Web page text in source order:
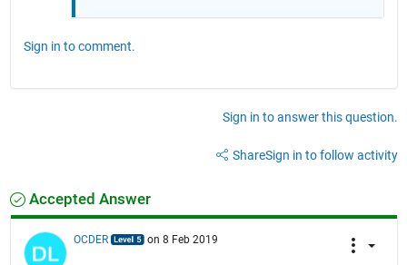
Sign in to comment.
Sign in to answer this question.
ShareSign in to follow activity
Accepted Answer
OCDER on 8 Feb 2019